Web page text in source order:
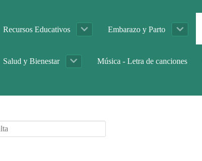
Recursos Educativos Embarazo y Parto
Salud y Bienestar Música - Letra de canciones